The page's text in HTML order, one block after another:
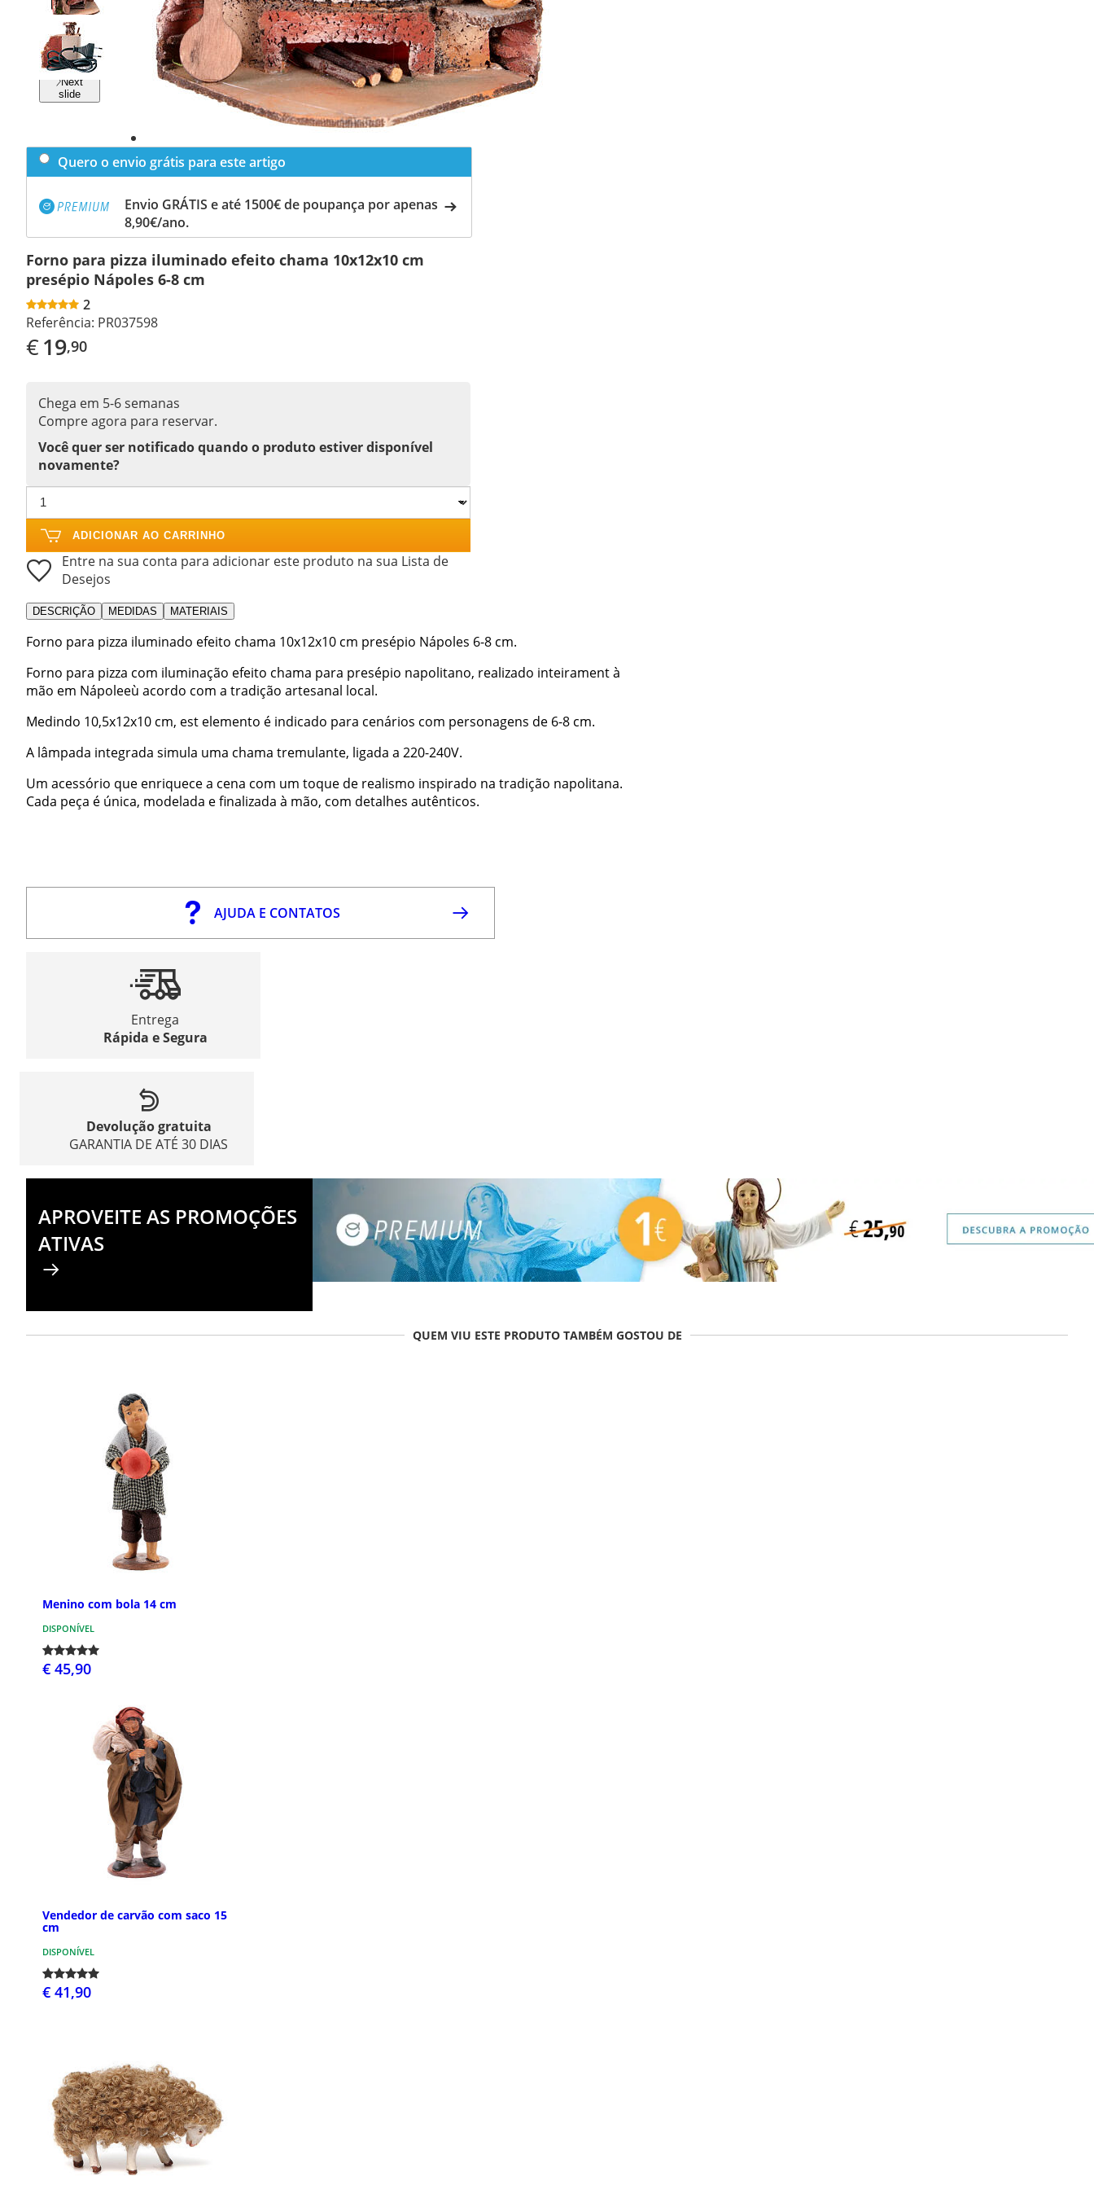
Previous
slide
Next
slide
Quero o envio grátis para este artigo
Envio GRÁTIS e até 1500€ de poupança por apenas
8,90€/ano.
Forno para pizza iluminado efeito chama 10x12x10 cm
presépio Nápoles 6-8 cm
2
Referência: PR037598
€19,90
Chega em 5-6 semanas
Compre agora para reservar.
Você quer ser notificado quando o produto estiver disponível
novamente?
ADICIONAR AO CARRINHO
Entre na sua conta para adicionar este produto na sua Lista de
Desejos
DESCRIÇÃO MEDIDAS MATERIAIS
Forno para pizza iluminado efeito chama 10x12x10 cm presépio Nápoles 6-8 cm.
Forno para pizza com iluminação efeito chama para presépio napolitano, realizado inteirament à
mão em Nápoleeù acordo com a tradição artesanal local.
Medindo 10,5x12x10 cm, est elemento é indicado para cenários com personagens de 6-8 cm.
A lâmpada integrada simula uma chama tremulante, ligada a 220-240V.
Um acessório que enriquece a cena com um toque de realismo inspirado na tradição napolitana.
Cada peça é única, modelada e finalizada à mão, com detalhes autênticos.
AJUDA E CONTATOS
Entrega
Rápida e Segura
Devolução gratuita
GARANTIA DE ATÉ 30 DIAS
APROVEITE AS PROMOÇÕES
ATIVAS
QUEM VIU ESTE PRODUTO TAMBÉM GOSTOU DE
Menino com bola 14 cm
DISPONÍVEL
€ 45,90
Vendedor de carvão com saco 15
cm
DISPONÍVEL
€ 41,90